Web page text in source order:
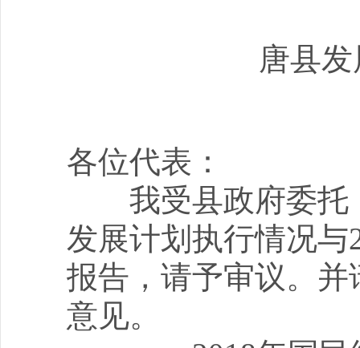
唐县
各位代表：
我受县政府委托
发展计划执行情况
报告，请予审议。
意见。